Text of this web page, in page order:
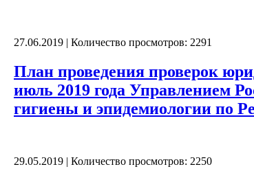
27.06.2019 | Количество просмотров: 2291
План проведения проверок
июль 2019 года Управлением
гигиены и эпидемиологии по
29.05.2019 | Количество просмотров: 2250